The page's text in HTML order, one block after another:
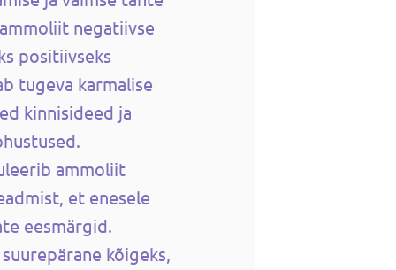
negatiivse
positiivseks
tugeva karmalise
kinnisideed ja
ammoliit
et enesele
eesmärgid.
kõigeks,